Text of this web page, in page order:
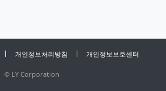
개인정보처리방침 개인정보보호센터
© LY Corporation